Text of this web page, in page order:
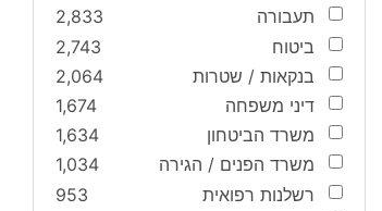
תעבורה
2,833
ביטוח
2,743
בנקאות / שטרות
2,064
דיני משפחה
1,674
משרד הביטחון
1,634
משרד הפנים / הגירה
1,034
רשלנות רפואית
953